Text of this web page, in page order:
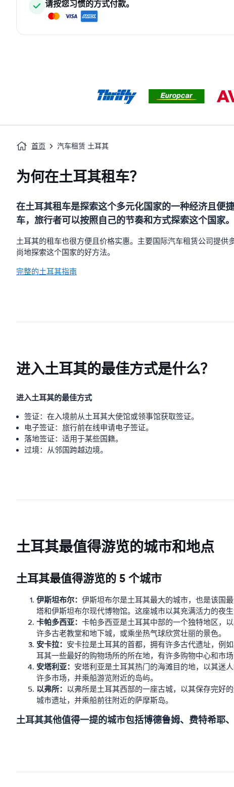
请按您习惯的方式付款。
首页 汽车租赁 土耳其
为何在土耳其租车？
在土耳其租车是探索这个多元化国家的一种经济且便
车，旅行者可以按照自己的节奏和方式探索这个国家。
土耳其的租车也很方便且价格实惠。主要国际汽车租赁公司提
尚地探索这个国家的好方法。
完整的土耳其指南
进入土耳其的最佳方式是什么？
进入土耳其的最佳方式
签证：在入境前从土耳其大使馆或领事馆获取签证。
电子签证：旅行前在线申请电子签证。
落地签证：适用于某些国籍。
过境：从邻国跨越边境。
土耳其最值得游览的城市和地点
土耳其最值得游览的 5 个城市
伊斯坦布尔： 伊斯坦布尔是土耳其最大的城市，也是该国
塔和伊斯坦布尔现代博物馆。这座城市以其充满活力的夜
卡帕多西亚： 卡帕多西亚是土耳其中部的一个独特地区，
许多古老教堂和地下城，或乘坐热气球欣赏壮丽的景色。
安卡拉： 安卡拉是土耳其的首都，拥有许多古代遗址，例
耳其一些最好的购物场所的所在地，有许多购物中心和市场
安塔利亚： 安塔利亚是土耳其热门的海滩目的地，以其迷
许多市场，并乘船游览附近的岛屿。
以弗所： 以弗所是土耳其西部的一座古城，以其保存完好
城市遗址，并乘船前往附近的萨摩斯岛。
土耳其其他值得一提的城市包括博德鲁姆、费特希耶